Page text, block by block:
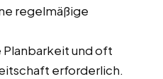
regelmäßige
Planbarkeit und oft
erforderlich.